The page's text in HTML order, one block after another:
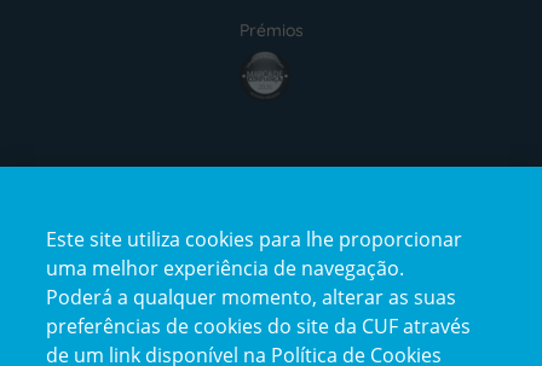
Prémios
award4
certification2certification3
Este site utiliza cookies para lhe proporcionar
uma melhor experiência de navegação.
Poderá a qualquer momento, alterar as suas
preferências de cookies do site da CUF através
de um link disponível na Política de Cookies